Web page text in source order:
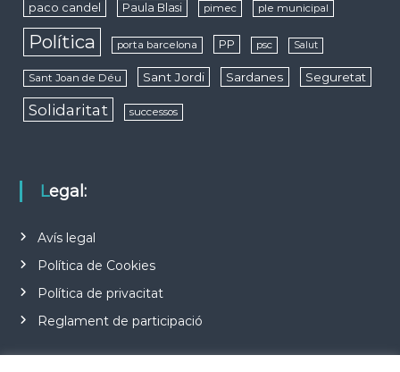
paco candel Paula Blasi pimec ple municipal
Política porta barcelona PP psc Salut
Sant Joan de Déu Sant Jordi Sardanes Seguretat
Solidaritat successos
Legal:
Avís legal
Política de Cookies
Política de privacitat
Reglament de participació